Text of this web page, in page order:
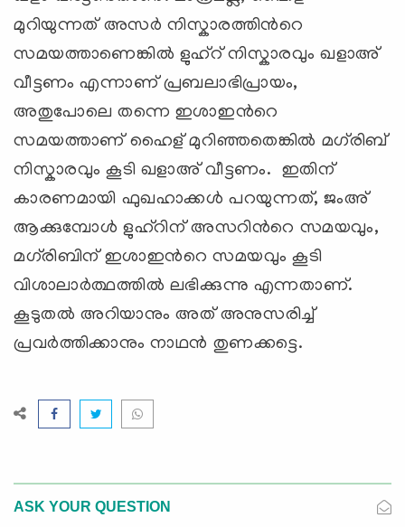
മുറിയുന്നത് അസര്‍ നിസ്കാരത്തിന്‍റെ
സമയത്താണെങ്കില്‍ ളുഹ്റ് നിസ്കാരവും ഖളാഅ്
വീട്ടണം എന്നാണ് പ്രബലാഭിപ്രായം,
അതുപോലെ തന്നെ ഇശാഇന്‍റെ
സമയത്താണ് ഹൈള് മുറിഞ്ഞതെങ്കില്‍ മഗ്‍രിബ്
നിസ്കാരവും കൂടി ഖളാഅ് വീട്ടണം. ഇതിന്
കാരണമായി ഫുഖഹാക്കള്‍ പറയുന്നത്, ജംഅ്
ആക്കുമ്പോള്‍ ളുഹ്റിന് അസറിന്‍റെ സമയവും,
മഗ്‍രിബിന് ഇശാഇന്‍റെ സമയവും കൂടി
വിശാലാര്‍ത്ഥത്തില്‍ ലഭിക്കുന്നു എന്നതാണ്.
കൂടുതല്‍ അറിയാനും അത് അനുസരിച്ച്
പ്രവര്‍ത്തിക്കാനും നാഥന്‍ തുണക്കട്ടെ.
ASK YOUR QUESTION